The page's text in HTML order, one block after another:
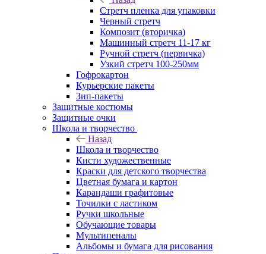
Стретч пленка для упаковки
Черный стретч
Композит (вторичка)
Машинный стретч 11-17 кг
Ручной стретч (первичка)
Узкий стретч 100-250мм
Гофрокартон
Курьерские пакеты
Зип-пакеты
Защитные костюмы
Защитные очки
Школа и творчество
Назад
Школа и творчество
Кисти художественные
Краски для детского творчества
Цветная бумага и картон
Карандаши графитовые
Точилки с ластиком
Ручки школьные
Обучающие товары
Мультипеналы
Альбомы и бумага для рисования